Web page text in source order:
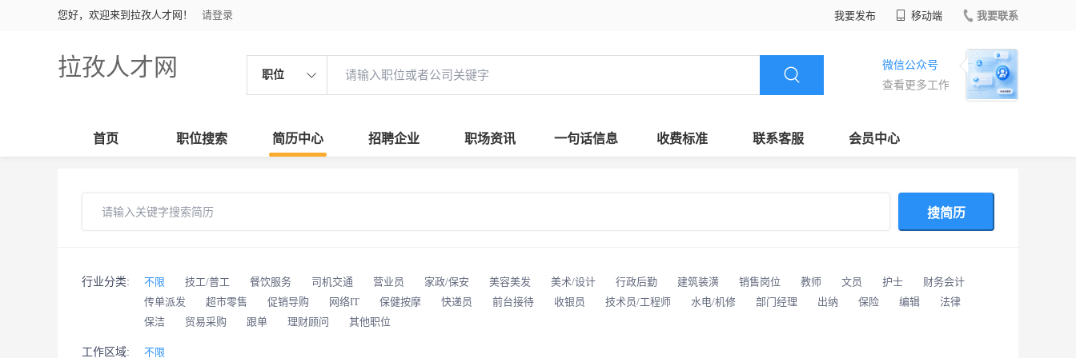
您好，欢迎来到拉孜人才网！ 请登录 我要发布 移动端 我要联系
拉孜人才网 职位
微信公众号
查看更多工作
首页 职位搜索 简历中心 招聘企业 职场资讯 一句话信息 收费标准 联系客服 会员中心
搜简历
行业分类: 不限 技工/普工 餐饮服务 司机交通 营业员 家政/保安 美容美发 美术/设计 行政后勤 建筑装潢 销售岗位 教师 文员 护士
财务会计
传单派发
超市零售 促销导购 网络IT 保健按摩 快递员 前台接待 收银员 技术员/工程师 水电/机修 部门经理 出纳 保险 编辑
法律
保洁
贸易采购 跟单 理财顾问 其他职位
工作区域: 不限